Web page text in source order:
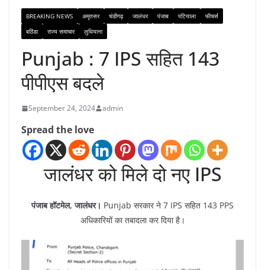
BREAKING NEWS अमृतसर चंडीगढ़ जालंधर पंजाब पटियाला
फीचर्स
बठिंडा
राज्य समाचार लुधियाना
Punjab : 7 IPS सहित 143
पीपीएस बदले
September 24, 2024 admin
Spread the love
जालंधर को मिले दो नए IPS
पंजाब हॉटमेल, जालंधर। Punjab सरकार ने 7 IPS सहित 143 PPS
अधिकारियों का तबादला कर दिया है।